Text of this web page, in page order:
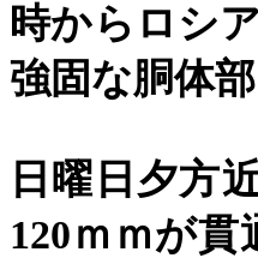
時からロシ
強固な胴体
日曜日夕方
120ｍｍが貫